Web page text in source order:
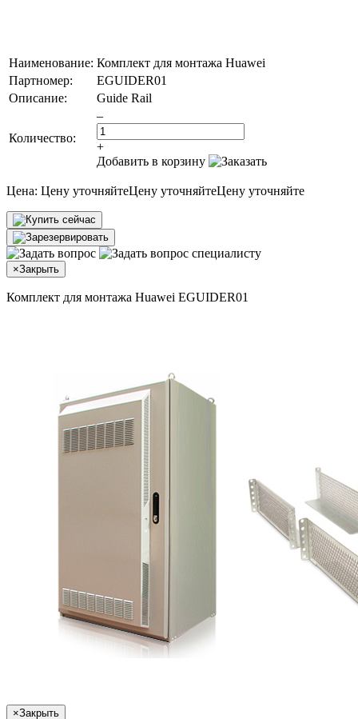
Наименование: Комплект для монтажа Huawei
Партномер:
EGUIDER01
Описание:
Guide Rail
Количество:
–
+
Добавить в корзину
Цена: Цену уточняйтеЦену уточняйтеЦену уточняйте
×Закрыть
Комплект для монтажа Huawei EGUIDER01
×Закрыть